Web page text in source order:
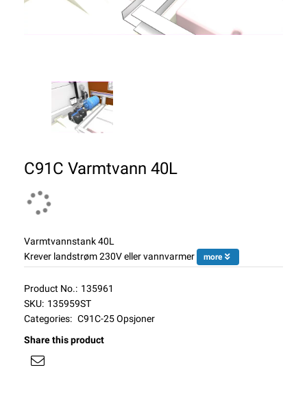
C91C Varmtvann 40L
Varmtvannstank 40L
Krever landstrøm 230V eller vannvarmer
more
Product No.: 135961
SKU: 135959ST
Categories: C91C-25 Opsjoner
Share this product